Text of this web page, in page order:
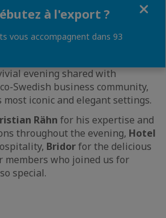
from Champagne Voyage,
a wonderful journey through
discovering hidden gems
market, paired with a
More than a tasting, it
evening shared with
Swedish business community,
most iconic and elegant settings.
Rähn for his expertise and
throughout the evening, Hotel
Bridorfor the delicious
members who joined us for
special.
à l'export ?
vous accompagnent dans 93